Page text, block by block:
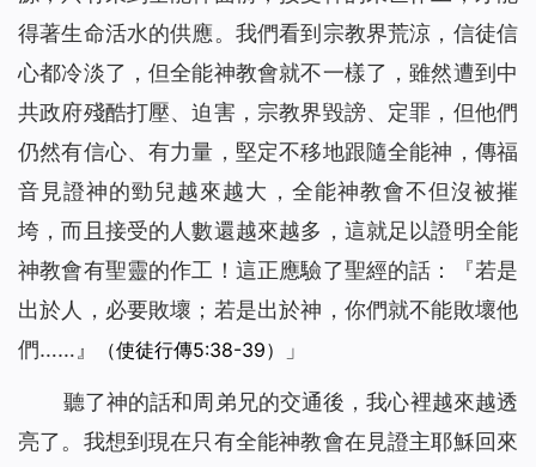
得著生命活水的供應。我們看到宗教界荒涼，信徒信
心都冷淡了，但全能神教會就不一樣了，雖然遭到中
共政府殘酷打壓、迫害，宗教界毀謗、定罪，但他們
仍然有信心、有力量，堅定不移地跟隨全能神，傳福
音見證神的勁兒越來越大，全能神教會不但沒被摧
垮，而且接受的人數還越來越多，這就足以證明全能
神教會有聖靈的作工！這正應驗了聖經的話：『若是
出於人，必要敗壞；若是出於神，你們就不能敗壞他
們……』
（使徒行傳5:38-39） 」
聽了神的話和周弟兄的交通後，我心裡越來越透
亮了。我想到現在只有全能神教會在見證主耶穌回來